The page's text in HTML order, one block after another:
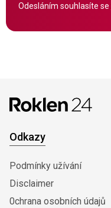
Odesláním souhlasíte se
Odkazy
Podmínky užívání
Disclaimer
0chrana osobních údajů